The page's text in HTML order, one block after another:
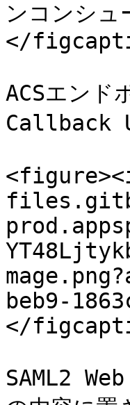
ンコンシ
</
ACSエン
Callback
beb9-
</
SAML2